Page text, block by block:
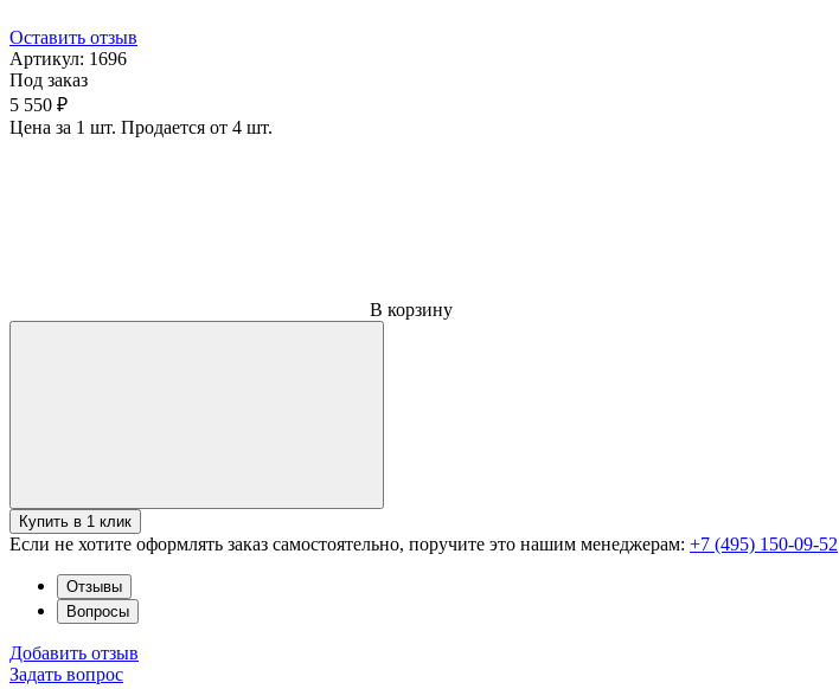
Оставить отзыв
Артикул: 1696
Под заказ
5 550 ₽
Цена за 1 шт. Продается от 4 шт.
В корзину
Купить в 1 клик
Если не хотите оформлять заказ самостоятельно, поручите это нашим менеджерам: +7 (495) 150-09-52
Отзывы
Вопросы
Добавить отзыв
Задать вопрос